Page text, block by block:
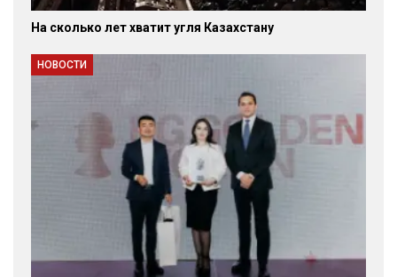
На сколько лет хватит угля Казахстану
НОВОСТИ